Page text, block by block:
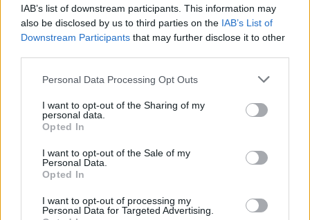
IAB’s list of downstream participants. This information may
also be disclosed by us to third parties on the IAB’s List of
Downstream Participants that may further disclose it to other
Please note that this website/app uses one or more Google
not limited to your visit or usage behaviour. You may click to
grant or deny consent to Google and its third-party tags to
use your data for below specified purposes in below Google
consent section.
Personal Data Processing Opt Outs
I want to opt-out of the Sharing of my
personal data.
Opted In
I want to opt-out of the Sale of my
Personal Data.
Opted In
I want to opt-out of processing my
Personal Data for Targeted Advertising.
Kövess minket, és értesülj a friss
hírekről a Facebookon is!
Követem
FÓKUSZ #VIDEÓ #ADÁSRÉSZLETEK